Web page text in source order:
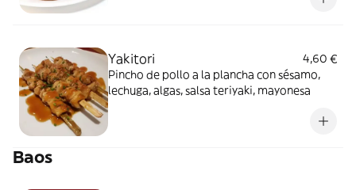
Yakitori
4,60 €
Pincho de pollo a la plancha con sésamo,
lechuga, algas, salsa teriyaki, mayonesa
Baos